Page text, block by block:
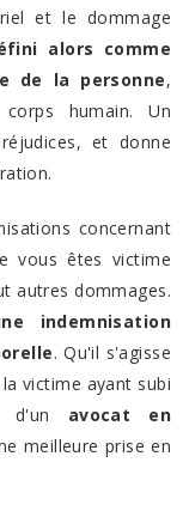
et le dommage
alors comme
de la personne,
humain. Un
et donne
concernant
vous êtes victime
autres dommages.
indemnisation
. Qu'il s'agisse
victime ayant subi
d'un avocat en
meilleure prise en